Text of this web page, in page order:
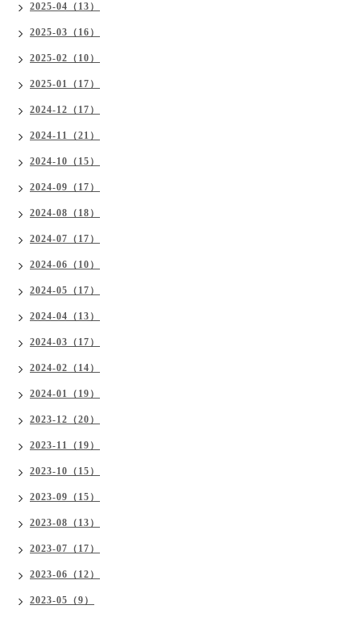
2025-04（13）
2025-03（16）
2025-02（10）
2025-01（17）
2024-12（17）
2024-11（21）
2024-10（15）
2024-09（17）
2024-08（18）
2024-07（17）
2024-06（10）
2024-05（17）
2024-04（13）
2024-03（17）
2024-02（14）
2024-01（19）
2023-12（20）
2023-11（19）
2023-10（15）
2023-09（15）
2023-08（13）
2023-07（17）
2023-06（12）
2023-05（9）